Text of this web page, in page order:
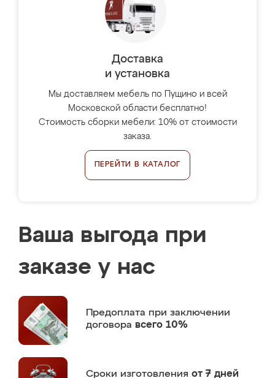
Доставка
и установка
Мы доставляем мебель по Пущино и всей
Московской области бесплатно!
Стоимость сборки мебели: 10% от стоимости
заказа.
ПЕРЕЙТИ В КАТАЛОГ
Ваша выгода при
заказе у нас
Предоплата при заключении
договора всего 10%
Сроки изготовления от 7 дней